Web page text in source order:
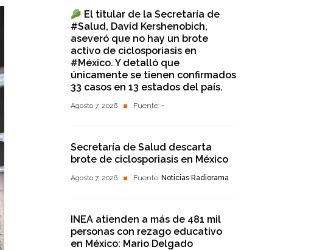
El titular de la Secretaría de
#Salud, David Kershenobich,
aseveró que no hay un brote
activo de ciclosporiasis en
#México. Y detalló que
únicamente se tienen confirmados
33 casos en 13 estados del país.
Agosto 7, 2026 Fuente: -
Secretaría de Salud descarta
brote de ciclosporiasis en México
Agosto 7, 2026 Fuente: Noticias Radiorama
INEA atienden a más de 481 mil
personas con rezago educativo
en México: Mario Delgado